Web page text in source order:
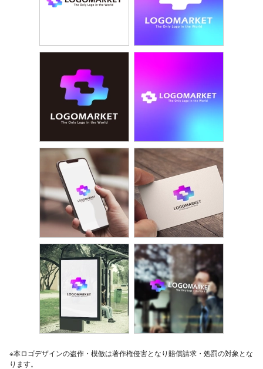
※本ロゴデザインの盗作・模倣は著作権侵害となり賠償請求・処罰の対象とな
ります。